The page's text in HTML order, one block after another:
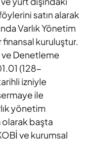
satın alarak
Varlık Yönetim
kuruluştur.
ve Denetleme
(128-
izniyle
ile
yönetim
başta
ve kurumsal